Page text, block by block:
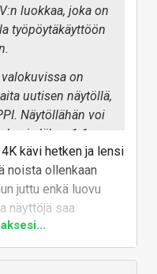
niissä esiinny
luokkaa, joka on
työpöytäkäyttöön
on
uutisen näytöllä,
Näytöllähän voi
lähes 1:1
vaaka A3 300 dpi
photarin
zoomausta.
kävi hetken ja lensi
noista ollenkaan
juttu enkä luovu
näyttöjä saa
suuren resoluution
missä tarkennus